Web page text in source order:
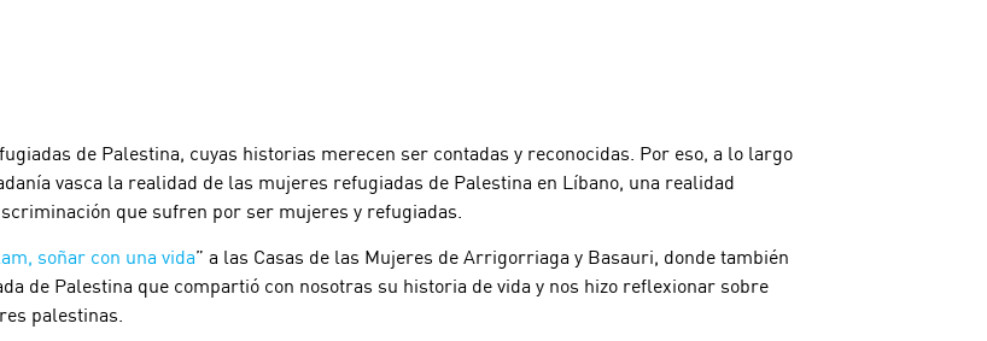
de Palestina, cuyas historias merecen ser contadas y reconocidas. Por eso, a lo largo
vasca la realidad de las mujeres refugiadas de Palestina en Líbano, una realidad
que sufren por ser mujeres y refugiadas.
soñar con una vida” a las Casas de las Mujeres de Arrigorriaga y Basauri, donde también
de Palestina que compartió con nosotras su historia de vida y nos hizo reflexionar sobre
palestinas.